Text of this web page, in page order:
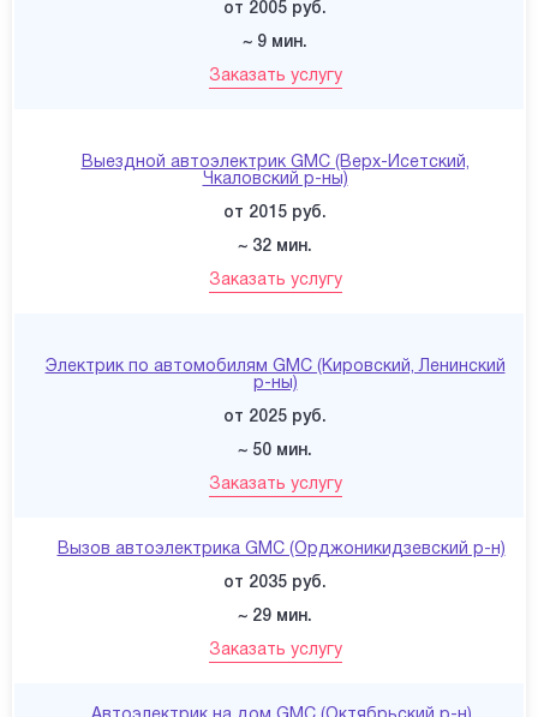
от 2005 руб.
~ 9 мин.
Заказать услугу
Выездной автоэлектрик GMC (Верх-Исетский,
Чкаловский р-ны)
от 2015 руб.
~ 32 мин.
Заказать услугу
Электрик по автомобилям GMC (Кировский, Ленинский
р-ны)
от 2025 руб.
~ 50 мин.
Заказать услугу
Вызов автоэлектрика GMC (Орджоникидзевский р-н)
от 2035 руб.
~ 29 мин.
Заказать услугу